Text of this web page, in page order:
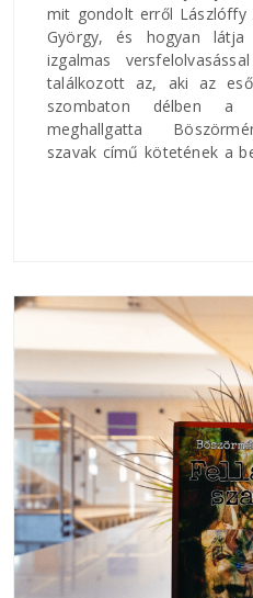
mit gondolt erről Lászlóffy
György, és hogyan
izgalmas
találkozott az, aki az
szombaton délben a
meghallgatta
szavak című kötetének a